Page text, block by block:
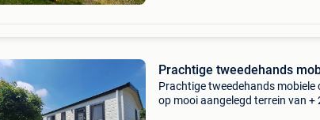
Prachtige tweedehands
Prachtige tweedehands mobiele
op mooi aangelegd terrein van +